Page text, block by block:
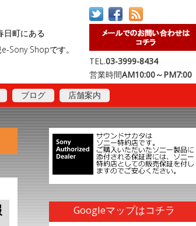
日町にある
Sony Shopです。
ブログ 店舗案内
TEL.03-3999-8434
営業時間AM10:00～PM7:00
Googleマップはコチラ